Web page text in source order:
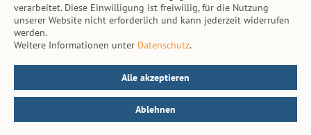
AGB
Impressum
Datenschutz
Kontakt
© vs. vergleichen-und-sparen.de 2026
verarbeitet. Diese Einwilligung ist freiwillig, für die Nutzung
unserer Website nicht erforderlich und kann jederzeit widerrufen
werden.
Weitere Informationen unter Datenschutz.
Alle akzeptieren
Ablehnen